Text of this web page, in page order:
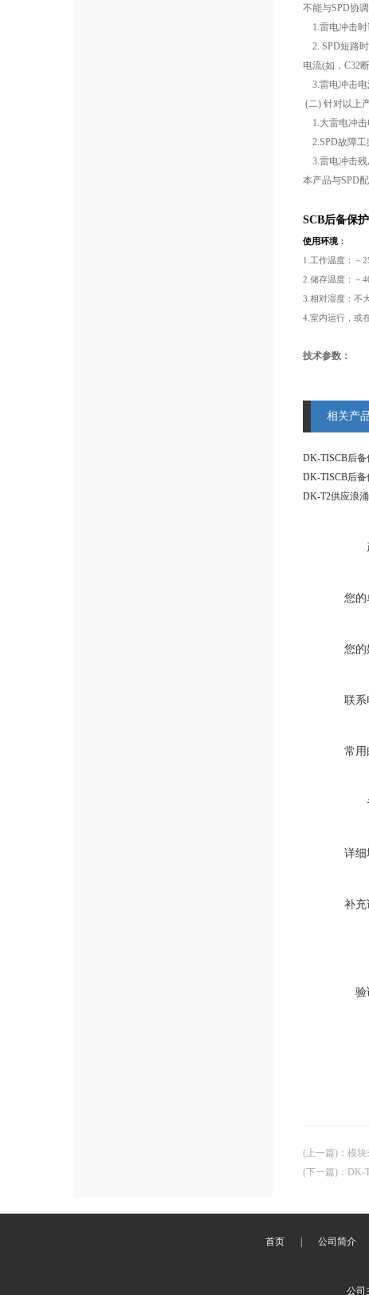
不能与SPD协
1.雷电冲击
2. SPD短路
电流(如，C32
3.雷电冲击电
(二) 针对以上
1.大雷电冲击
2.SPD故障
3.雷电冲击残
本产品与SPD
SCB后备保
使用环境 ：
1.工作温度：－
2.储存温度：－
3.相对湿度：不
4.室内运行，或
技术参数：
相关产
DK-TISCB后
DK-TISCB后备
DK-T2供应浪
您的
您的
联系
常用
详细
补充
验
(上一篇) ： 模块
(下一篇) ： DK-
首页 公司简介
公司